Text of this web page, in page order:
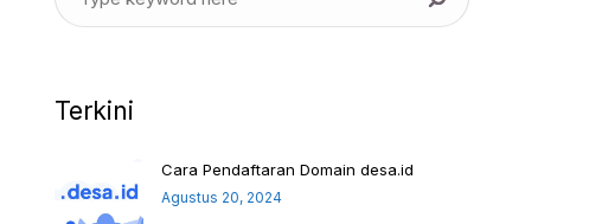
Terkini
Cara Pendaftaran Domain desa.id
Agustus 20, 2024